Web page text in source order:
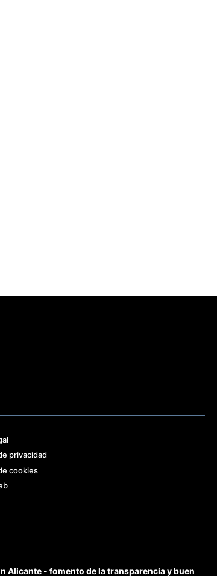
privacidad
cookies
Alicante - fomento de la transparencia y buen